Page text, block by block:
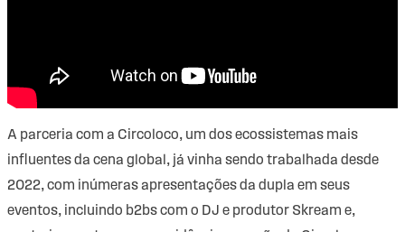
A parceria com a Circoloco, um dos ecossistemas mais
influentes da cena global, já vinha sendo trabalhada desde
2022, com inúmeras apresentações da dupla em seus
eventos, incluindo b2bs com o DJ e produtor Skream e,